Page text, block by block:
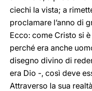
ciechi la vista; a
proclamare l’anno di
Ecco: come Cristo si
perché era anche
disegno divino di
era Dio -, così deve
Attraverso la sua